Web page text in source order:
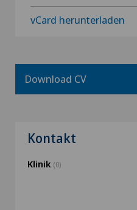
vCard herunterladen
Download CV
Kontakt
Klinik (0)